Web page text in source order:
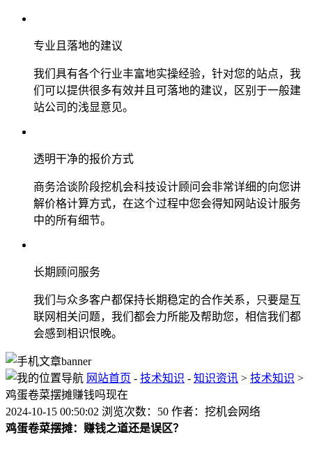
专业且落地的建议
我们具有各个行业丰富地实操经验，针对您的站点，我
们可以提供很多有效并且可落地的建议，区别于一般建
站公司的浅显意见。
透明干净的报价方式
商务洽谈阶段挖机会科技设计顾问会非常详细的向您讲
解价格计算方式，在这个过程中您会得知网站设计服务
中的所有细节。
长期顾问服务
我们与众多客户都保持长期稳定的合作关系，只要是互
联网相关问题，我们都会力所能及帮助您，相信我们都
会感到相识恨晚。
网站首页 - 技术知识 - 知识资讯 > 技术知识 >
鸡蛋卷菜摆摊赚钱吗现在
2024-10-15 00:50:02 浏览次数：50 作者：挖机会网络
鸡蛋卷菜摆摊：赚钱之道还是误区？